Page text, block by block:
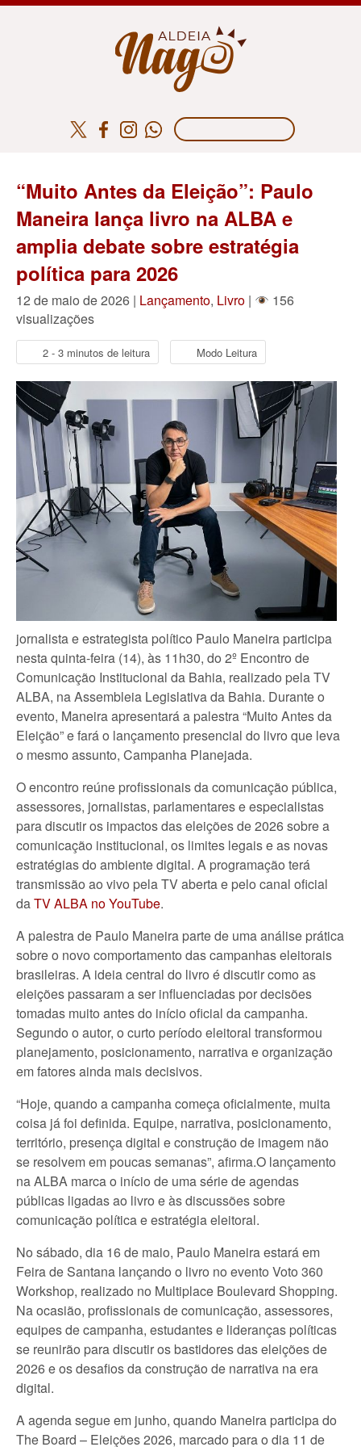
“Muito Antes da Eleição”: Paulo
Maneira lança livro na ALBA e
amplia debate sobre estratégia
política para 2026
12 de maio de 2026 | Lançamento, Livro |
156
visualizações
2 - 3 minutos de leitura Modo Leitura
jornalista e estrategista político Paulo Maneira participa
nesta quinta-feira (14), às 11h30, do 2º Encontro de
Comunicação Institucional da Bahia, realizado pela TV
ALBA, na Assembleia Legislativa da Bahia. Durante o
evento, Maneira apresentará a palestra “Muito Antes da
Eleição” e fará o lançamento presencial do livro que leva
o mesmo assunto, Campanha Planejada.
O encontro reúne profissionais da comunicação pública,
assessores, jornalistas, parlamentares e especialistas
para discutir os impactos das eleições de 2026 sobre a
comunicação institucional, os limites legais e as novas
estratégias do ambiente digital. A programação terá
transmissão ao vivo pela TV aberta e pelo canal oficial
daTV ALBA no YouTube.
A palestra de Paulo Maneira parte de uma análise prática
sobre o novo comportamento das campanhas eleitorais
brasileiras. A ideia central do livro é discutir como as
eleições passaram a ser influenciadas por decisões
tomadas muito antes do início oficial da campanha.
Segundo o autor, o curto período eleitoral transformou
planejamento, posicionamento, narrativa e organização
em fatores ainda mais decisivos.
“Hoje, quando a campanha começa oficialmente, muita
coisa já foi definida. Equipe, narrativa, posicionamento,
território, presença digital e construção de imagem não
se resolvem em poucas semanas”, afirma.O lançamento
na ALBA marca o início de uma série de agendas
públicas ligadas ao livro e às discussões sobre
comunicação política e estratégia eleitoral.
No sábado, dia 16 de maio, Paulo Maneira estará em
Feira de Santana lançando o livro no evento Voto 360
Workshop, realizado no Multiplace Boulevard Shopping.
Na ocasião, profissionais de comunicação, assessores,
equipes de campanha, estudantes e lideranças políticas
se reunirão para discutir os bastidores das eleições de
2026 e os desafios da construção de narrativa na era
digital.
A agenda segue em junho, quando Maneira participa do
The Board – Eleições 2026, marcado para o dia 11 de